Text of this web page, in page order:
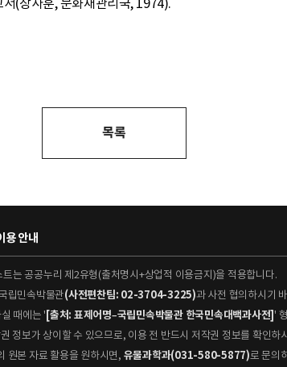
(장사훈, 문화재관리국, 1974).
목록
용 안내
는 공공누리 제2유형(출처명시+상업적 이용금지)을 적용합니다.
립민속박물관(사전편찬팀: 02-3704-3225)과 사전 협의하시기
때에는 ' [출처: 표제어명–국립민속박물관 한국민속대백과사전] '
정보가 상이할 수 있으므로, 이용 전 반드시 저작권 정보를 확인하
원본 자료 활용을 원하시면, 유물과학과(031-580-5877)로 문의